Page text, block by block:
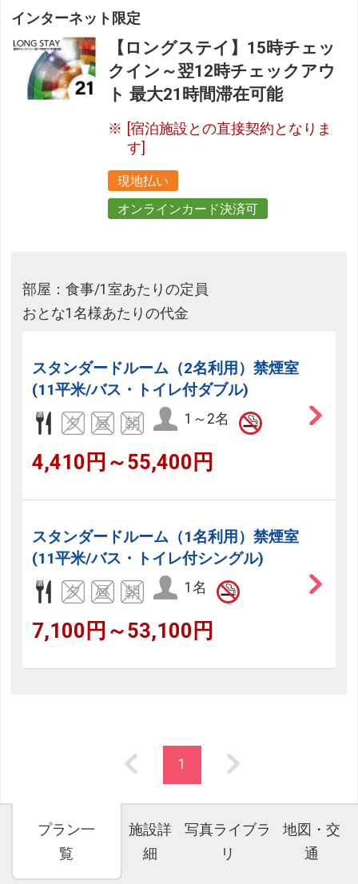
インターネット限定
【ロングステイ】15時チェッ
クイン～翌12時チェックアウ
ト 最大21時間滞在可能
[宿泊施設との直接契約となりま
す]
現地払い
オンラインカード決済可
部屋：食事/1室あたりの定員
おとな1名様あたりの代金
スタンダードルーム（2名利用）禁煙室
(11平米/バス・トイレ付ダブル)
1～2名
4,410円～55,400円
スタンダードルーム（1名利用）禁煙室
(11平米/バス・トイレ付シングル)
1名
7,100円～53,100円
1
プラン一
覧
施設詳
細
写真ライブラ
リ
地図・交
通